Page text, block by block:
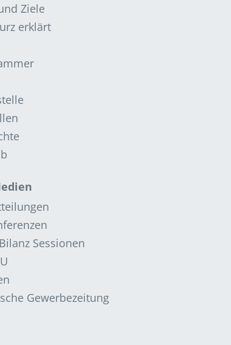
Ziele
erklärt
Sessionen
Gewerbezeitung